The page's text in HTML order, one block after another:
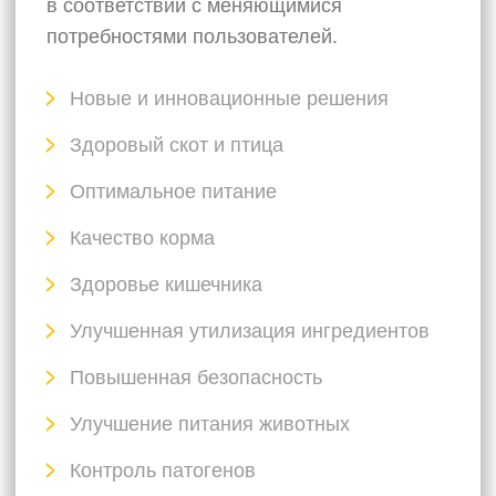
О нас
Продукты
Контакты
Логистическая экспертиза
Инновации и развитие
добрую волю и долгосрочные деловые
отношения с нашими глобальными
Веб-ссылки
Доп.ссылки
Скачать брошюры